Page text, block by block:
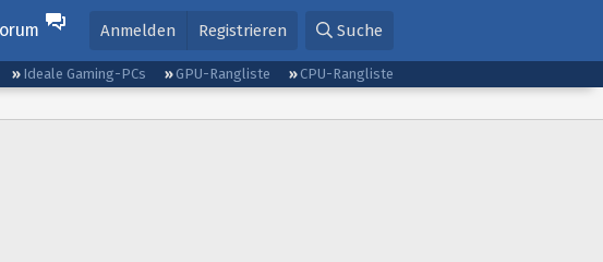
Anmelden Registrieren Suche
Ideale Gaming-PCs GPU-Rangliste
CPU-Rangliste